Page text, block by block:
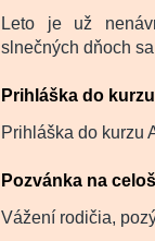
Leto je už
slnečných dňoch
Prihláška do
Prihláška do kurzu
Pozvánka na
Vážení rodičia,